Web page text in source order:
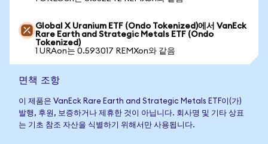
Global X Uranium ETF (Ondo Tokenized)에서 VanEck
Rare Earth and Strategic Metals ETF (Ondo
Tokenized)
1 URAon는 0.593017 REMXon와 같음
면책 조항
이 제품은 VanEck Rare Earth and Strategic Metals ETF이(가)
발행, 후원, 보증하거나 제휴한 것이 아닙니다. 회사명 및 기타 상표
는 기초 참조 자산을 식별하기 위해서만 사용됩니다.